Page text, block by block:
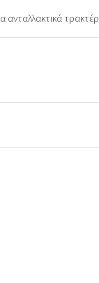
ανταλλακτικά τρακτέρ